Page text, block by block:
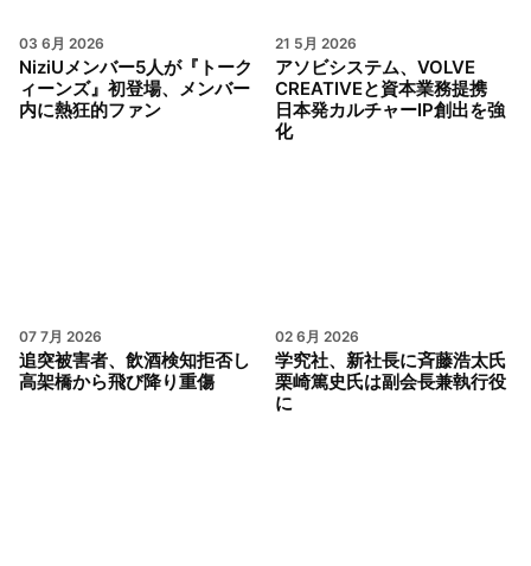
03 6月 2026
NiziUメンバー5人が『トーク
ィーンズ』初登場、メンバー
内に熱狂的ファン
21 5月 2026
アソビシステム、VOLVE
CREATIVEと資本業務提携
日本発カルチャーIP創出を強
化
07 7月 2026
追突被害者、飲酒検知拒否し
高架橋から飛び降り重傷
02 6月 2026
学究社、新社長に斉藤浩太氏
栗崎篤史氏は副会長兼執行役
に